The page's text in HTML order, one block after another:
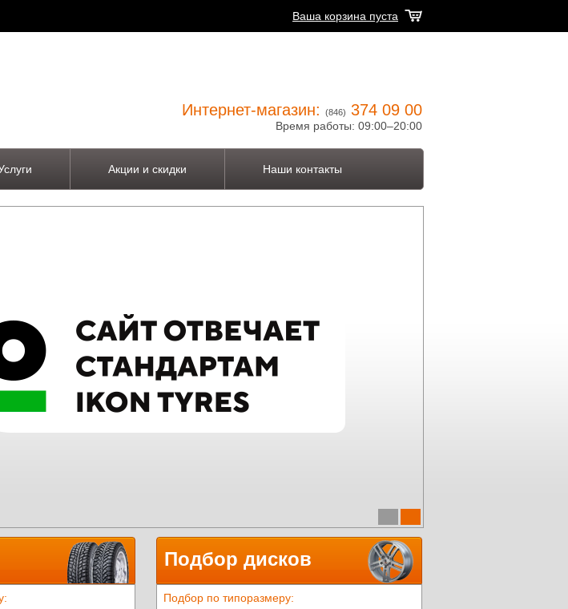
Ваша корзина пуста
Интернет-магазин: (846) 374 09 00
Время работы: 09:00–20:00
Акции и скидки Наши контакты
Подбор дисков
Подбор по типоразмеру: